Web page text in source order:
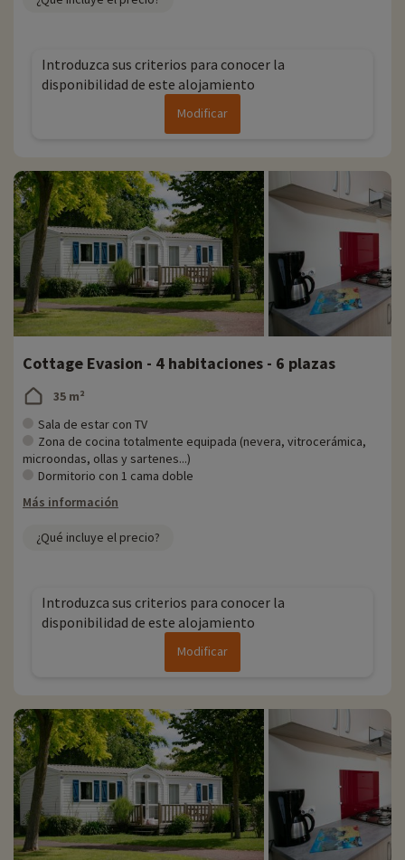
Introduzca sus criterios para conocer la
disponibilidad de este alojamiento
Modificar
Cottage Evasion - 4 habitaciones - 6 plazas
35 m²
Sala de estar con TV
Zona de cocina totalmente equipada (nevera, vitrocerámica,
microondas, ollas y sartenes...)
Dormitorio con 1 cama doble
Más información
¿Qué incluye el precio?
Introduzca sus criterios para conocer la
disponibilidad de este alojamiento
Modificar